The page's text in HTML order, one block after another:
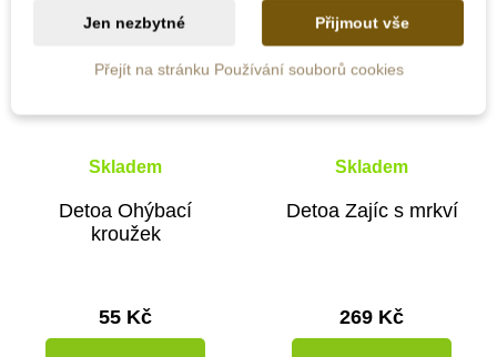
Skladem
Detoa Ohýbací
kroužek
55 Kč
Skladem
Detoa Zajíc s mrkví
269 Kč
Jen nezbytné Přijmout vše
Přejít na stránku Používání souborů cookies